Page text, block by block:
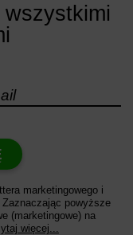
marketingowego i
powyższe
(marketingowe) na
więcej...